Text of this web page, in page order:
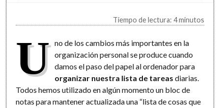
Tiempo de lectura: 4 minutos
U no de los cambios más importantes en la
organización personal se produce cuando
damos el paso del papel al ordenador para
organizar nuestra lista de tareas diarias.
Todos hemos utilizado en algún momento un bloc de
notas para mantener actualizada una “lista de cosas que